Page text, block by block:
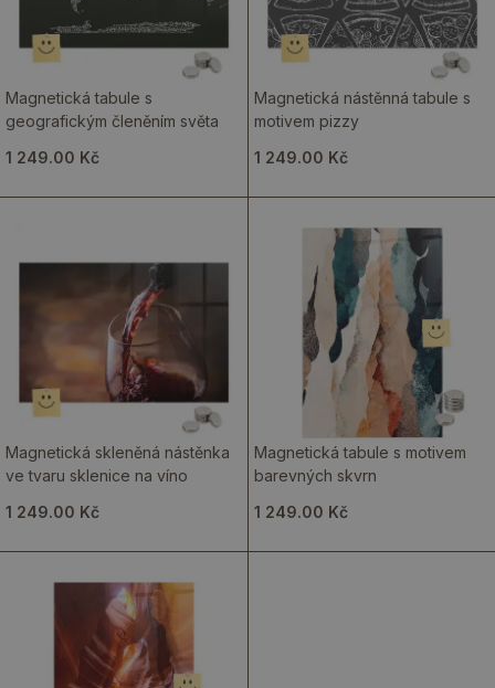
Magnetická tabule s
geografickým členěním světa
1 249.00 Kč
Magnetická nástěnná tabule s
motivem pizzy
1 249.00 Kč
Magnetická skleněná nástěnka
ve tvaru sklenice na víno
1 249.00 Kč
Magnetická tabule s motivem
barevných skvrn
1 249.00 Kč